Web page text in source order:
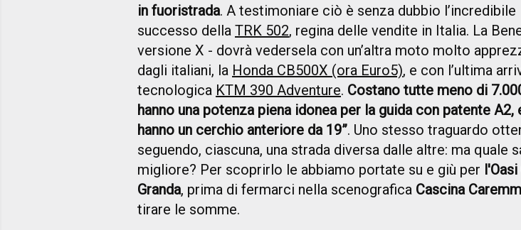
in fuoristrada. A testimoniare ciò è senza dubbio l’incredibile
successo della TRK 502, regina delle vendite in Italia. La
versione X - dovrà vedersela con un’altra moto molto
dagli italiani, la Honda CB500X (ora Euro5), e con l’ultima
tecnologica KTM 390 Adventure. Costano tutte meno di
hanno una potenza piena idonea per la guida con patente A2,
hanno un cerchio anteriore da 19”. Uno stesso traguardo
seguendo, ciascuna, una strada diversa dalle altre: ma quale
migliore? Per scoprirlo le abbiamo portate su e giù per l'Oasi
Granda, prima di fermarci nella scenografica Cascina
tirare le somme.